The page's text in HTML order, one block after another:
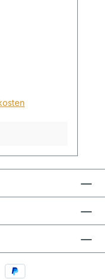
berechnet.
Bild ist